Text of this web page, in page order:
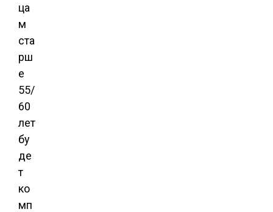
ца
м
ста
рш
е
55/
60
лет
бу
де
т
ко
мп